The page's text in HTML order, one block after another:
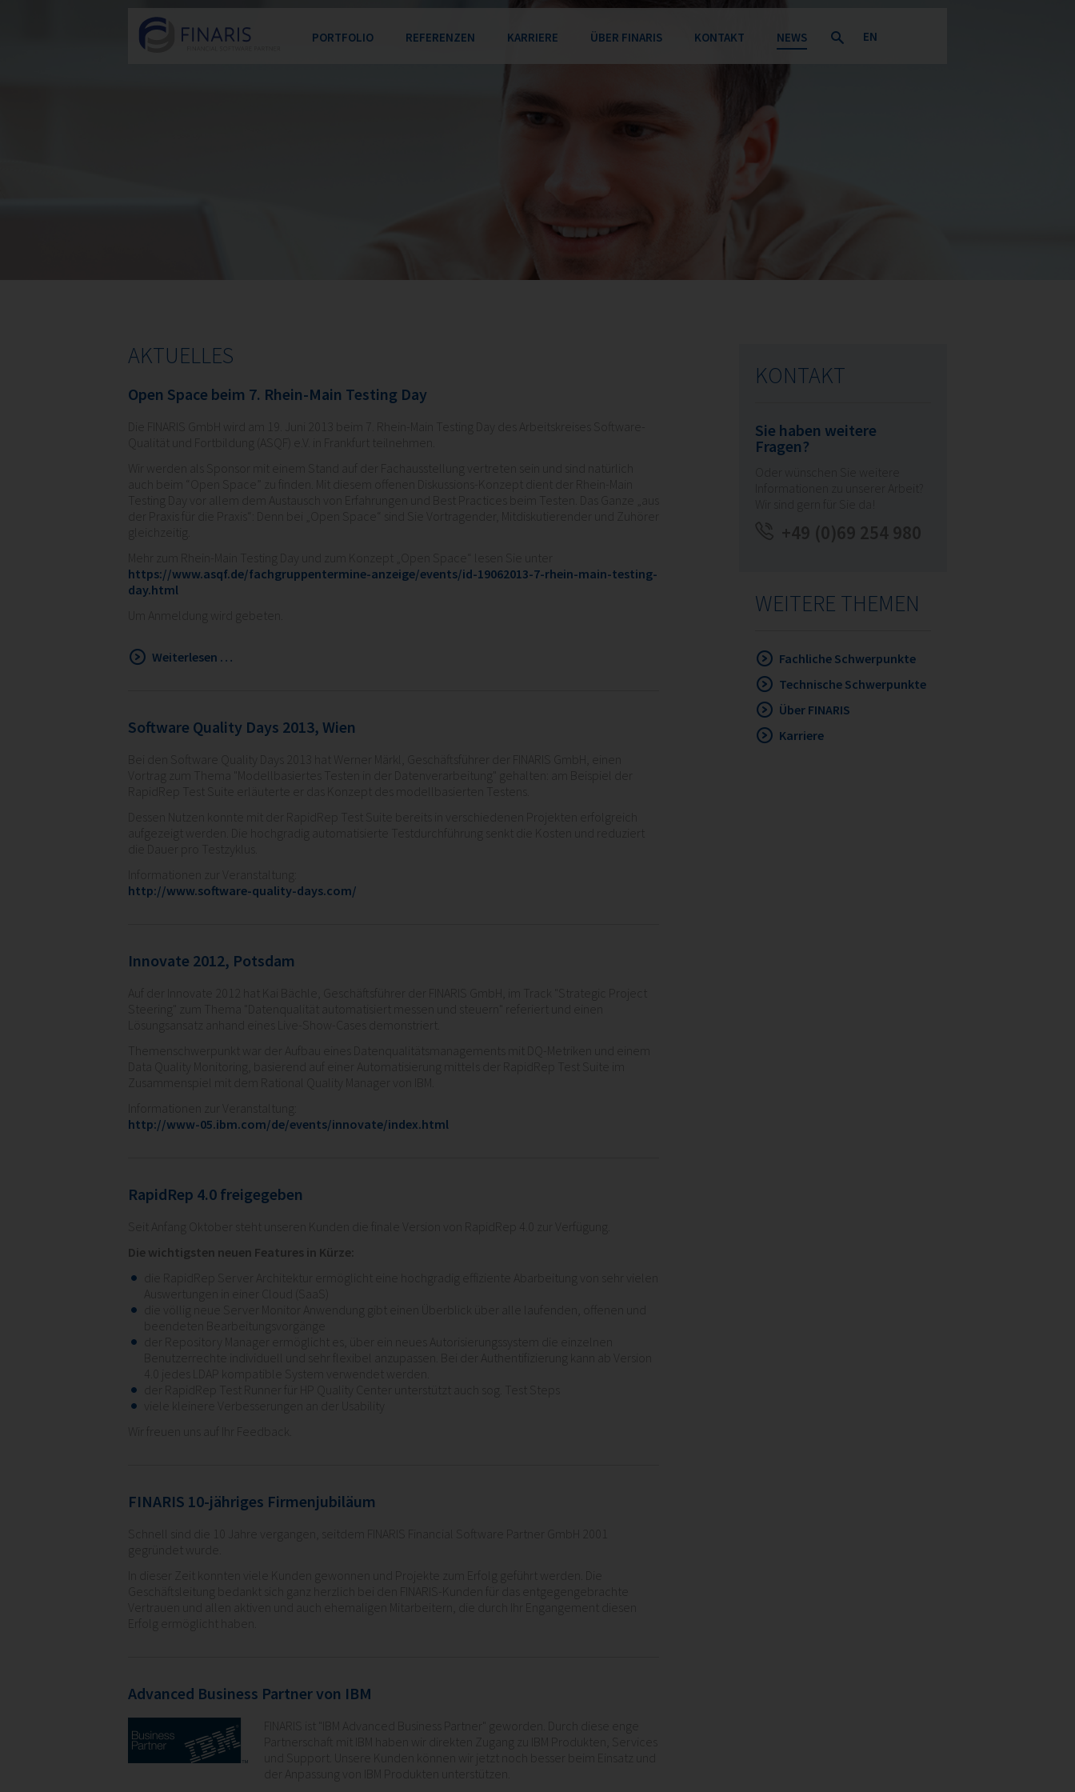
überspringen
PORTFOLIO REFERENZEN KARRIERE ÜBER FINARIS KONTAKT NEWS EN
AKTUELLES
Open Space beim 7. Rhein-Main Testing Day
Die FINARIS GmbH wird am 19. Juni 2013 beim 7. Rhein-Main Testing Day des Arbeitskreises Software-
Qualität und Fortbildung (ASQF) e.V. in Frankfurt teilnehmen.
Wir werden als Sponsor mit einem Stand auf der Fachausstellung vertreten sein und sind natürlich
auch beim “Open Space” zu finden. Mit diesem offenen Diskussions-Konzept dient der Rhein-Main
Testing Day vor allem dem Austausch von Erfahrungen und Best Practices beim Testen. Das Ganze „aus
der Praxis für die Praxis“: Denn bei „Open Space“ sind Sie Vortragender, Mitdiskutierender und Zuhörer
gleichzeitig.
Mehr zum Rhein-Main Testing Day und zum Konzept „Open Space“ lesen Sie unter
https://www.asqf.de/fachgruppentermine-anzeige/events/id-19062013-7-rhein-main-testing-
day.html
Um Anmeldung wird gebeten.
Weiterlesen …
Rhein-
Main
Software Quality Days 2013, Wien
Bei den Software Quality Days 2013 hat Werner Märkl, Geschäftsführer der FINARIS GmbH, einen
Vortrag zum Thema "Modellbasiertes Testen in der Datenverarbeitung" gehalten: am Beispiel der
RapidRep Test Suite erläuterte er das Konzept des modellbasierten Testens.
Dessen Nutzen konnte mit der RapidRep Test Suite bereits in verschiedenen Projekten erfolgreich
aufgezeigt werden. Die hochgradig automatisierte Testdurchführung senkt die Kosten und reduziert
die Dauer pro Testzyklus.
Informationen zur Veranstaltung:
http://www.software-quality-days.com/
Innovate 2012, Potsdam
Auf der Innovate 2012 hat Kai Bächle, Geschäftsführer der FINARIS GmbH, im Track "Strategic Project
Steering" zum Thema "Datenqualität automatisiert messen und steuern" referiert und einen
Lösungsansatz anhand eines Live-Show-Cases demonstriert.
Themenschwerpunkt war der Aufbau eines Datenqualitätsmanagements mit DQ-Metriken und einem
Data Quality Monitoring, basierend auf einer Automatisierung mittels der RapidRep Test Suite im
Zusammenspiel mit dem Rational Quality Manager von IBM.
Informationen zur Veranstaltung:
http://www-05.ibm.com/de/events/innovate/index.html
RapidRep 4.0 freigegeben
Seit Anfang Oktober steht unseren Kunden die finale Version von RapidRep 4.0 zur Verfügung.
Die wichtigsten neuen Features in Kürze:
die RapidRep Server Architektur ermöglicht eine hochgradig effiziente Abarbeitung von sehr vielen
Auswertungen in einer Cloud (SaaS)
die völlig neue Server Monitor Anwendung gibt einen Überblick über alle laufenden, offenen und
beendeten Bearbeitungsvorgänge
der Repository Manager ermöglicht es, über ein neues Autorisierungssystem die einzelnen
Benutzerrechte individuell und sehr flexibel anzupassen. Bei der Authentifizierung kann ab Version
4.0 jedes LDAP kompatible System verwendet werden.
der RapidRep Test Runner für HP Quality Center unterstützt auch sog. Test Steps
viele kleinere Verbesserungen an der Usability
Wir freuen uns auf Ihr Feedback.
FINARIS 10-jähriges Firmenjubiläum
Schnell sind die 10 Jahre vergangen, seitdem FINARIS Financial Software Partner GmbH 2001
gegründet wurde.
In dieser Zeit konnten viele Kunden gewonnen und Projekte zum Erfolg geführt werden. Die
Geschäftsleitung bedankt sich ganz herzlich bei den FINARIS-Kunden für das entgegengebrachte
Vertrauen und allen aktiven und auch ehemaligen Mitarbeitern, die durch Ihr Engangement diesen
Erfolg ermöglicht haben.
Advanced Business Partner von IBM
FINARIS ist "IBM Advanced Business Partner" geworden. Durch diese enge
Partnerschaft mit IBM haben wir direkten Zugang zu IBM Produkten, Services
und Support. Unsere Kunden können wir jetzt noch besser beim Einsatz und
der Anpassung von IBM Produkten unterstützen.
KONTAKT
Sie haben weitere
Fragen?
WEITERE THEMEN
Fachliche Schwerpunkte
Technische Schwerpunkte
Über FINARIS
Karriere